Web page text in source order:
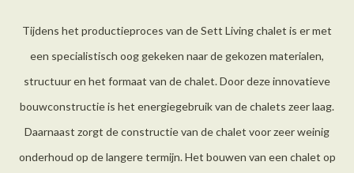
Tijdens het productieproces van de Sett Living chalet is er met
een specialistisch oog gekeken naar de gekozen materialen,
structuur en het formaat van de chalet. Door deze innovatieve
bouwconstructie is het energiegebruik van de chalets zeer laag.
Daarnaast zorgt de constructie van de chalet voor zeer weinig
onderhoud op de langere termijn. Het bouwen van een chalet op